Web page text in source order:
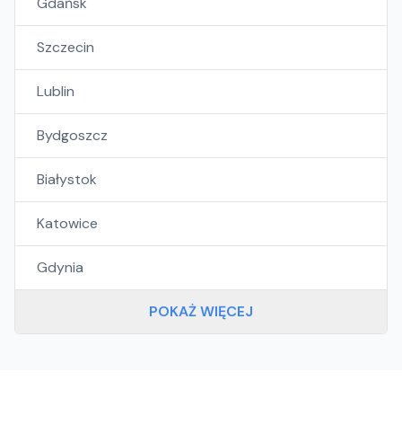
Szczecin
Lublin
Bydgoszcz
Białystok
Katowice
Gdynia
POKAŻ WIĘCEJ